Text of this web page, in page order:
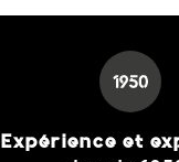
Expérience et